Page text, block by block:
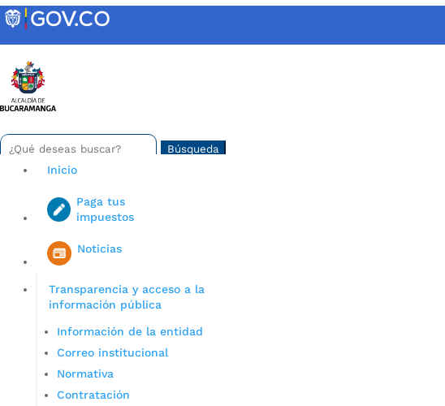
Skip
to
Buscar:
Search
for...
Iniciar sesión en gov co
Inicio
Paga tus
impuestos
Noticias
Transparencia y acceso a la
información pública
Información de la entidad
Correo institucional
Normativa
Contratación